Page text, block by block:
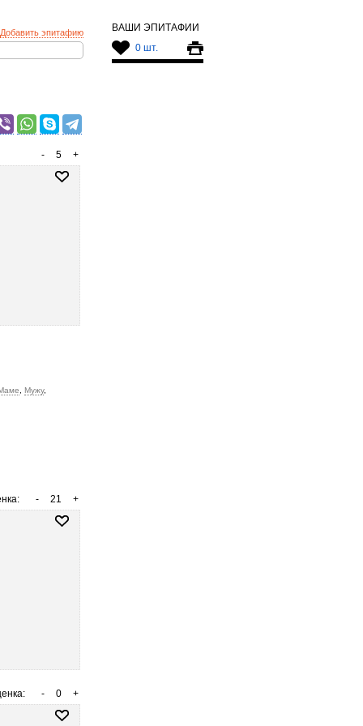
ВАШИ ЭПИТАФИИ
0 шт.
Добавить эпитафию
+
5
-
Мужу,
+
21
-
+
0
-